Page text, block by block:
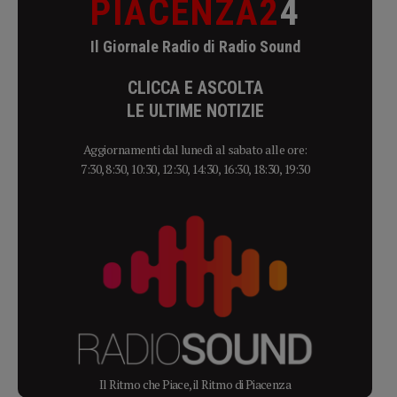
PIACENZA24
Il Giornale Radio di Radio Sound
CLICCA E ASCOLTA
LE ULTIME NOTIZIE
Aggiornamenti dal lunedì al sabato alle ore:
7:30, 8:30, 10:30, 12:30, 14:30, 16:30, 18:30, 19:30
Il Ritmo che Piace, il Ritmo di Piacenza